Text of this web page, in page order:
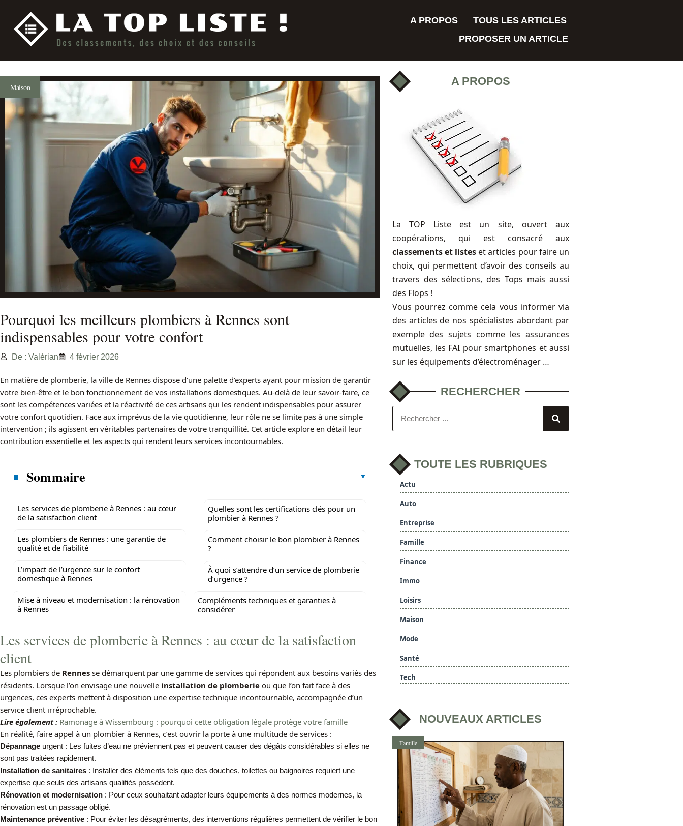
A PROPOS
TOUS LES ARTICLES
PROPOSER UN ARTICLE
Maison
Pourquoi les meilleurs plombiers à Rennes sont
indispensables pour votre confort
De : Valérian 4 février 2026
En matière de plomberie, la ville de Rennes dispose d’une palette d’experts ayant pour mission de garantir
votre bien-être et le bon fonctionnement de vos installations domestiques. Au-delà de leur savoir-faire, ce
sont les compétences variées et la réactivité de ces artisans qui les rendent indispensables pour assurer
votre confort quotidien. Face aux imprévus de la vie quotidienne, leur rôle ne se limite pas à une simple
intervention ; ils agissent en véritables partenaires de votre tranquillité. Cet article explore en détail leur
contribution essentielle et les aspects qui rendent leurs services incontournables.
Sommaire
Les services de plomberie à Rennes : au cœur
de la satisfaction client
Les plombiers de Rennes : une garantie de
qualité et de fiabilité
L’impact de l’urgence sur le confort
domestique à Rennes
Mise à niveau et modernisation : la rénovation
à Rennes
Quelles sont les certifications clés pour un
plombier à Rennes ?
Comment choisir le bon plombier à Rennes
?
À quoi s’attendre d’un service de plomberie
d’urgence ?
Compléments techniques et garanties à
considérer
Les services de plomberie à Rennes : au cœur de la satisfaction
client
Les plombiers de Rennes se démarquent par une gamme de services qui répondent aux besoins variés des
résidents. Lorsque l’on envisage une nouvelle installation de plomberie ou que l’on fait face à des
urgences, ces experts mettent à disposition une expertise technique incontournable, accompagnée d’un
service client irréprochable.
Lire également : Ramonage à Wissembourg : pourquoi cette obligation légale protège votre famille
En réalité, faire appel à un plombier à Rennes, c’est ouvrir la porte à une multitude de services :
Dépannage urgent : Les fuites d’eau ne préviennent pas et peuvent causer des dégâts considérables si elles ne
sont pas traitées rapidement.
Installation de sanitaires : Installer des éléments tels que des douches, toilettes ou baignoires requiert une
expertise que seuls des artisans qualifiés possèdent.
Rénovation et modernisation : Pour ceux souhaitant adapter leurs équipements à des normes modernes, la
rénovation est un passage obligé.
Maintenance préventive : Pour éviter les désagréments, des interventions régulières permettent de vérifier le bon
A PROPOS
La TOP Liste est un site, ouvert aux
coopérations, qui est consacré aux
classements et listeset articles pour faire un
choix, qui permettent d’avoir des conseils au
travers des sélections, des Tops mais aussi
des Flops !
Vous pourrez comme cela vous informer via
des articles de nos spécialistes abordant par
exemple des sujets comme les assurances
mutuelles, les FAI pour smartphones et aussi
sur les équipements d’électroménager …
RECHERCHER
TOUTE LES RUBRIQUES
Actu
Auto
Entreprise
Famille
Finance
Immo
Loisirs
Maison
Mode
Santé
Tech
NOUVEAUX ARTICLES
Famille